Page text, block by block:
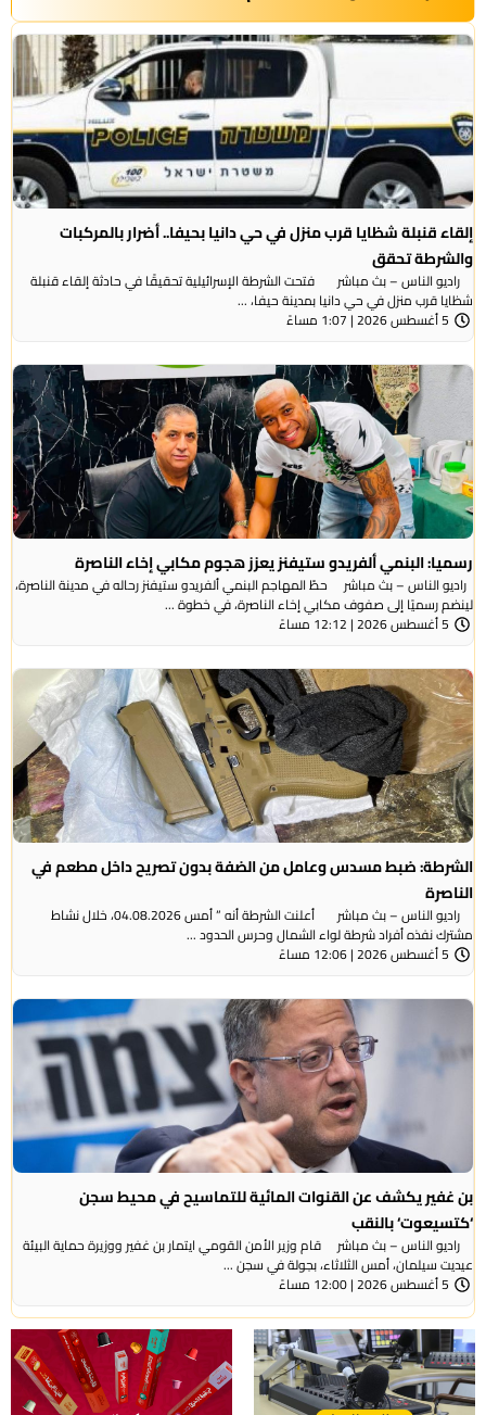
إلقاء قنبلة شظايا قرب منزل في حي دانيا بحيفا.. أضرار بالمركبات
والشرطة تحقق
راديو الناس – بث مباشر فتحت الشرطة الإسرائيلية تحقيقًا في حادثة إلقاء قنبلة
شظايا قرب منزل في حي دانيا بمدينة حيفا، ...
5 أغسطس 2026 | 1:07 مساءً
رسميا: البنمي ألفريدو ستيفنز يعزز هجوم مكابي إخاء الناصرة
راديو الناس – بث مباشر حطّ المهاجم البنمي ألفريدو ستيفنز رحاله في مدينة الناصرة،
لينضم رسميًا إلى صفوف مكابي إخاء الناصرة، في خطوة ...
5 أغسطس 2026 | 12:12 مساءً
الشرطة: ضبط مسدس وعامل من الضفة بدون تصريح داخل مطعم في
الناصرة
راديو الناس – بث مباشر أعلنت الشرطة أنه ” أمس 04.08.2026، خلال نشاط
مشترك نفذه أفراد شرطة لواء الشمال وحرس الحدود ...
5 أغسطس 2026 | 12:06 مساءً
بن غفير يكشف عن القنوات المائية للتماسيح في محيط سجن
‘كتسيعوت‘ بالنقب
راديو الناس – بث مباشر قام وزير الأمن القومي ايتمار بن غفير ووزيرة حماية البيئة
عيديت سيلمان، أمس الثلاثاء، بجولة في سجن ...
5 أغسطس 2026 | 12:00 مساءً